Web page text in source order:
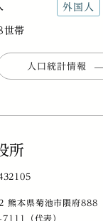
外国人
帯
人口統計情報
所
熊本県菊池市隈府888
（代表）